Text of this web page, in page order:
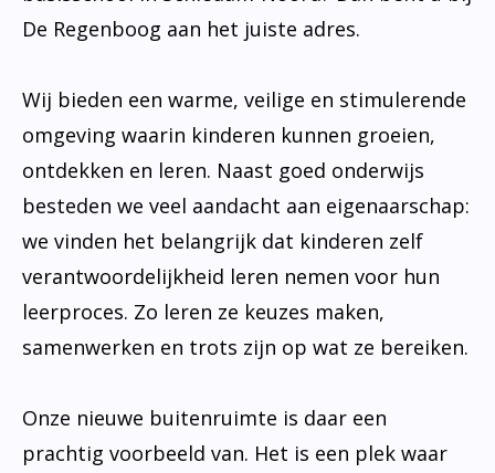
De Regenboog aan het juiste adres.
Wij bieden een warme, veilige en stimulerende
omgeving waarin kinderen kunnen groeien,
ontdekken en leren. Naast goed onderwijs
besteden we veel aandacht aan eigenaarschap:
we vinden het belangrijk dat kinderen zelf
verantwoordelijkheid leren nemen voor hun
leerproces. Zo leren ze keuzes maken,
samenwerken en trots zijn op wat ze bereiken.
Onze nieuwe buitenruimte is daar een
prachtig voorbeeld van. Het is een plek waar